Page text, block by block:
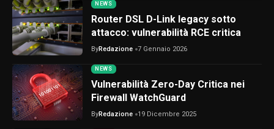
NEWS
Router DSL D-Link legacy sotto
attacco: vulnerabilità RCE critica
ByRedazione 7 Gennaio 2026
NEWS
Vulnerabilità Zero-Day Critica nei
Firewall WatchGuard
ByRedazione 19 Dicembre 2025